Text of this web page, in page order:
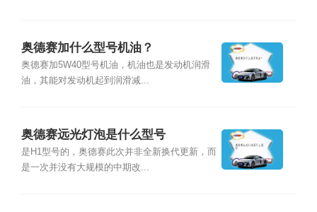
奥德赛加什么型号机油？
奥德赛加5W40型号机油，机油也是发动机润滑
油，其能对发动机起到润滑减...
奥德赛远光灯泡是什么型号
是H1型号的，奥德赛此次并非全新换代更新，而
是一次并没有大规模的中期改...